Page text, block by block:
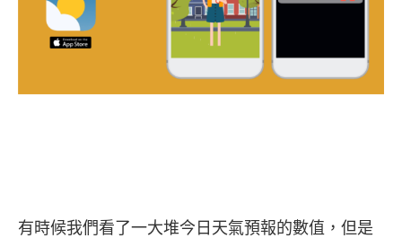
有時候我們看了一大堆今日天氣預報的數值，但是